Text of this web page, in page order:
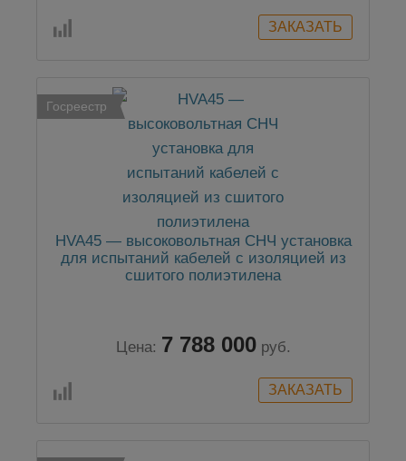
Госреестр
HVA45 — высоковольтная СНЧ установка
для испытаний кабелей с изоляцией из
сшитого полиэтилена
Цена: 7 788 000 руб.